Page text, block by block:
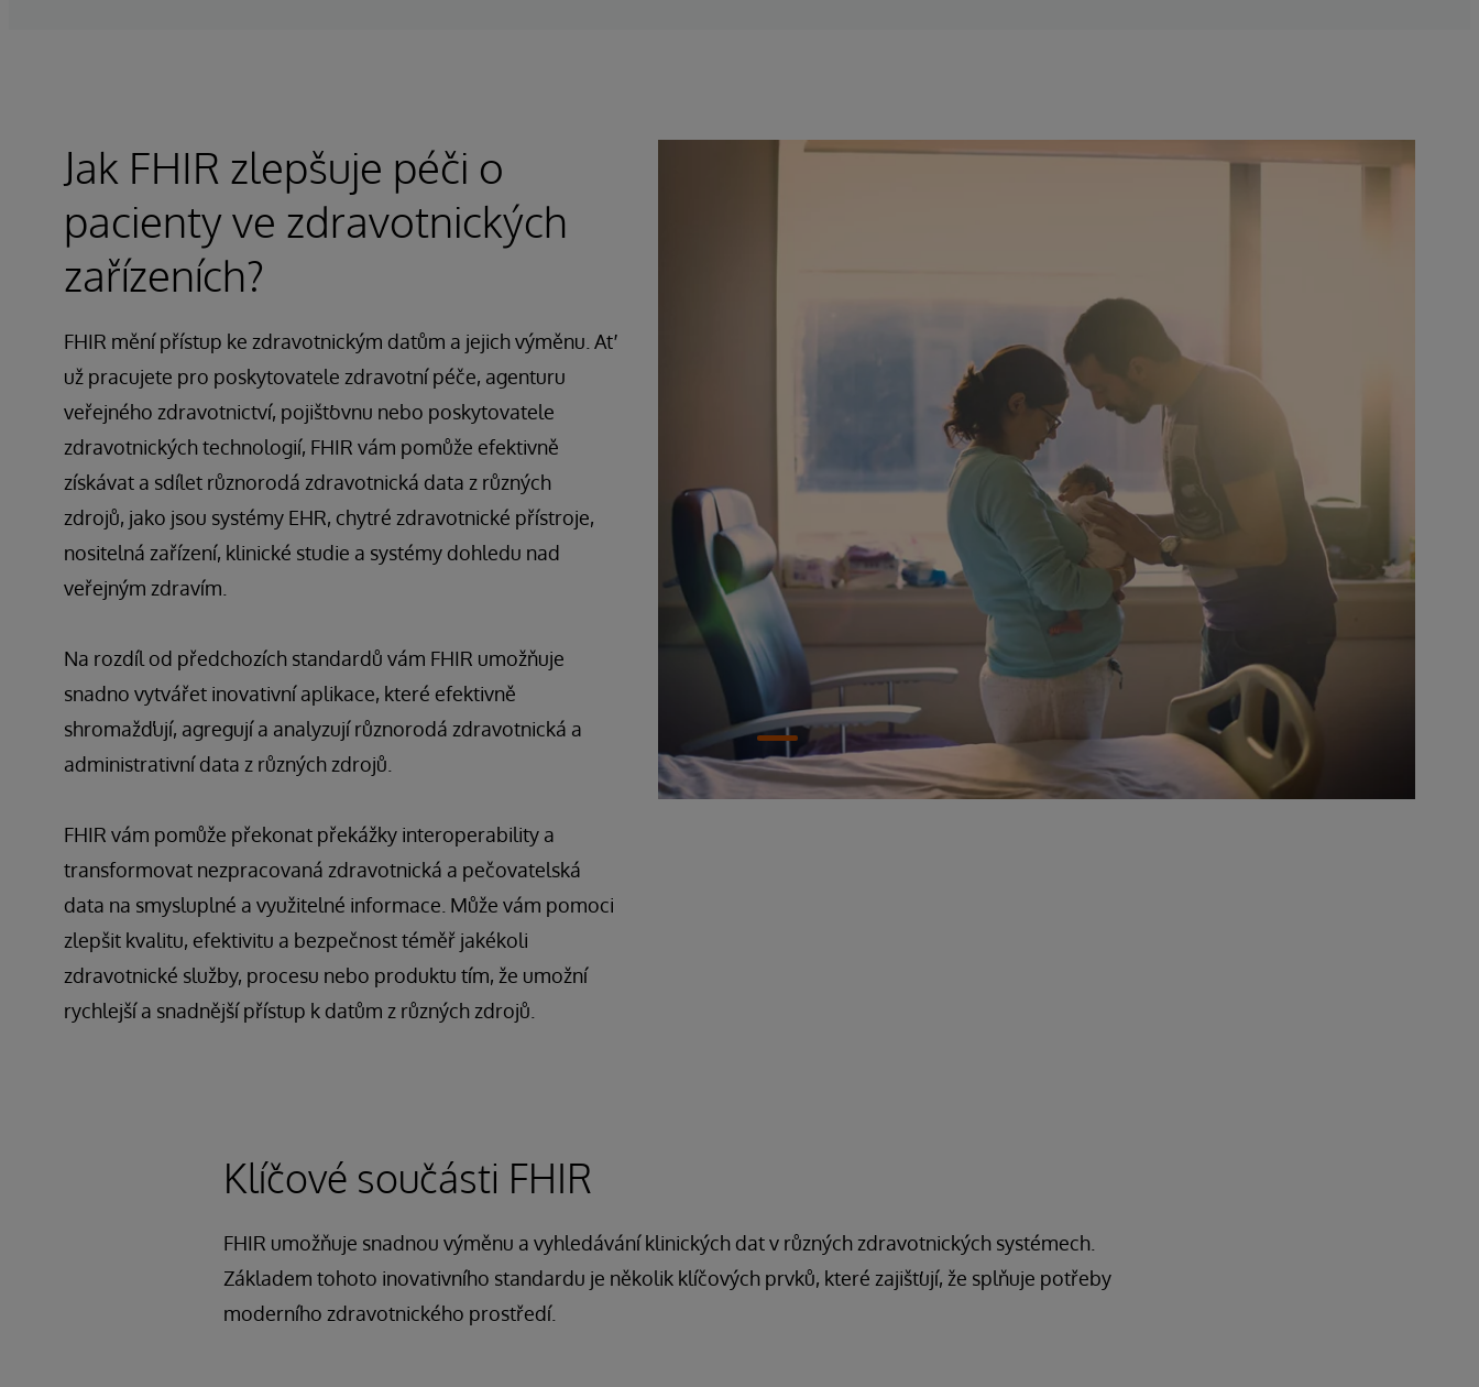
Jak FHIR zlepšuje péči o
pacienty ve zdravotnických
zařízeních?
FHIR mění přístup ke zdravotnickým datům a jejich výměnu. Ať
už pracujete pro poskytovatele zdravotní péče, agenturu
veřejného zdravotnictví, pojišťovnu nebo poskytovatele
zdravotnických technologií, FHIR vám pomůže efektivně
získávat a sdílet různorodá zdravotnická data z různých
zdrojů, jako jsou systémy EHR, chytré zdravotnické přístroje,
nositelná zařízení, klinické studie a systémy dohledu nad
veřejným zdravím.
Na rozdíl od předchozích standardů vám FHIR umožňuje
snadno vytvářet inovativní aplikace, které efektivně
shromažďují, agregují a analyzují různorodá zdravotnická a
administrativní data z různých zdrojů.
FHIR vám pomůže překonat překážky interoperability a
transformovat nezpracovaná zdravotnická a pečovatelská
data na smysluplné a využitelné informace. Může vám pomoci
zlepšit kvalitu, efektivitu a bezpečnost téměř jakékoli
zdravotnické služby, procesu nebo produktu tím, že umožní
rychlejší a snadnější přístup k datům z různých zdrojů.
Klíčové součásti FHIR
FHIR umožňuje snadnou výměnu a vyhledávání klinických dat v různých zdravotnických systémech.
Základem tohoto inovativního standardu je několik klíčových prvků, které zajišťují, že splňuje potřeby
moderního zdravotnického prostředí.